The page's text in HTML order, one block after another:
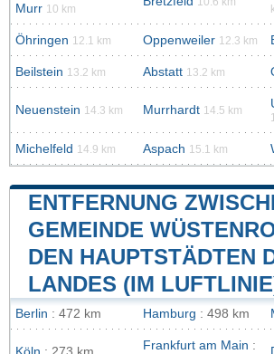
Murr 10 km
Öhringen 12.1 km Oppenweiler 12.3 km
Beilstein 13.2 km Abstatt 13.2 km
Neuenstein 14.3 km Murrhardt 14.5 km
Michelfeld 14.9 km Aspach 15.1 km
ENTFERNUNG
GEMEINDE
DEN HAUPTSTÄDTEN
LANDES (IM
Berlin : 472 km Hamburg : 498 km
Frankfurt am Main :